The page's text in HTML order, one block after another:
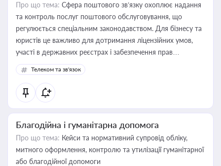
Про що тема: Сфера поштового зв’язку охоплює надання
та контроль послуг поштового обслуговування, що
регулюється спеціальним законодавством. Для бізнесу та
юристів це важливо для дотримання ліцензійних умов,
участі в державних реєстрах і забезпечення прав
споживачів.
Телеком та зв'язок
Благодійна і гуманітарна допомога
Про що тема: Кейси та нормативний супровід обліку,
митного оформлення, контролю та утилізації гуманітарної
або благодійної допомоги